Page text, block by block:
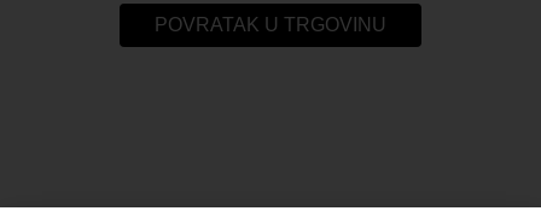
POVRATAK U TRGOVINU